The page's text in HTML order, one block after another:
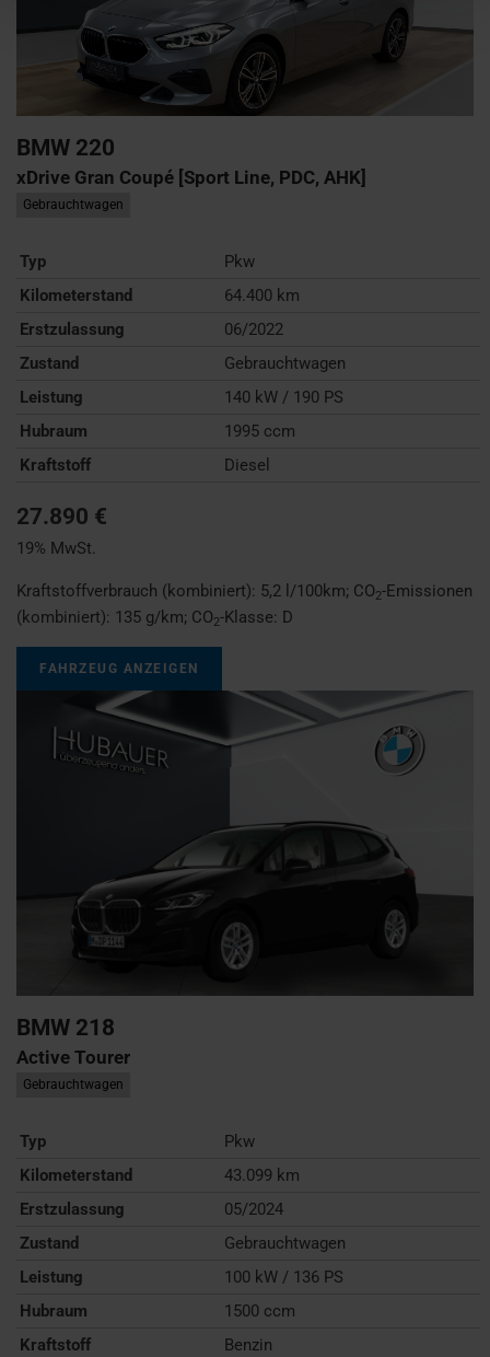
BMW 220
xDrive Gran Coupé [Sport Line, PDC, AHK]
Gebrauchtwagen
Typ
Pkw
Kilometerstand
64.400 km
Erstzulassung
06/2022
Zustand
Gebrauchtwagen
Leistung
140 kW / 190 PS
Hubraum
1995 ccm
Kraftstoff
Diesel
27.890 €
19% MwSt.
Kraftstoffverbrauch (kombiniert): 5,2 l/100km; CO2-Emissionen
(kombiniert): 135 g/km; CO2-Klasse: D
FAHRZEUG ANZEIGEN
BMW 218
Active Tourer
Gebrauchtwagen
Typ
Pkw
Kilometerstand
43.099 km
Erstzulassung
05/2024
Zustand
Gebrauchtwagen
Leistung
100 kW / 136 PS
Hubraum
1500 ccm
Kraftstoff
Benzin